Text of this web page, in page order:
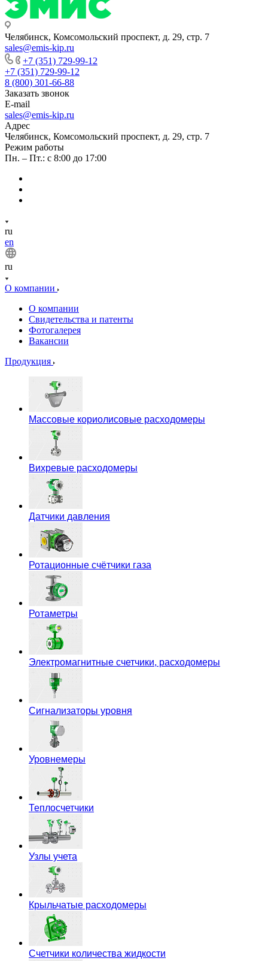
Челябинск, Комсомольский проспект, д. 29, стр. 7
sales@emis-kip.ru
+7 (351) 729-99-12
+7 (351) 729-99-12
8 (800) 301-66-88
Заказать звонок
E-mail
sales@emis-kip.ru
Адрес
Челябинск, Комсомольский проспект, д. 29, стр. 7
Режим работы
Пн. – Пт.: с 8:00 до 17:00
ru
en
ru
О компании
О компании
Свидетельства и патенты
Фотогалерея
Вакансии
Продукция
Массовые кориолисовые расходомеры
Вихревые расходомеры
Датчики давления
Ротационные счётчики газа
Ротаметры
Электромагнитные счетчики, расходомеры
Сигнализаторы уровня
Уровнемеры
Теплосчетчики
Узлы учета
Крыльчатые расходомеры
Счетчики количества жидкости